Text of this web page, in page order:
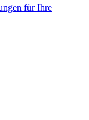
für Ihre